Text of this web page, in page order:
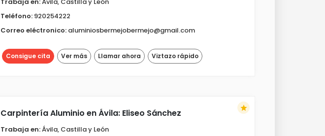
Teléfono: 920254222
Correo eléctronico: aluminiosbermejobermejo@gmail.com
Consigue cita Ver más Llamar ahora Viztazo rápido
Carpintería Aluminio en Ávila: Eliseo Sánchez
Trabaja en:Ávila, Castilla y León
star